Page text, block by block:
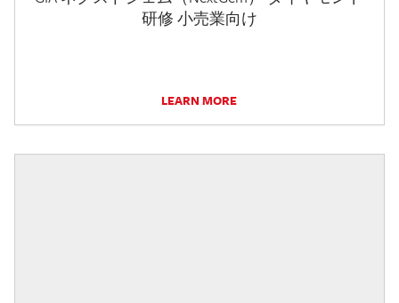
研修 小売業向け
LEARN MORE